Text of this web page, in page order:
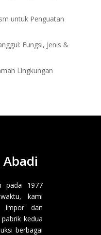
untuk Penguatan
Fungsi, Jenis &
Lingkungan
pada 1977
kami
impor dan
kedua
berbagai